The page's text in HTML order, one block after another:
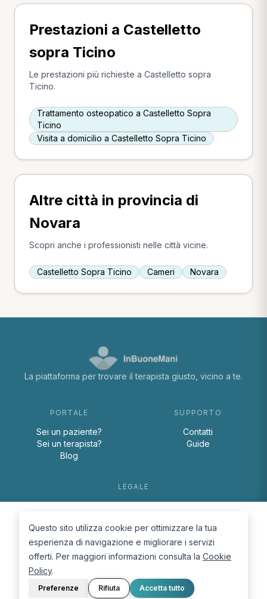
Prestazioni a Castelletto
sopra Ticino
Le prestazioni più richieste a Castelletto sopra
Ticino.
Trattamento osteopatico a Castelletto Sopra
Ticino
Visita a domicilio a Castelletto Sopra Ticino
Altre città in provincia di
Novara
Scopri anche i professionisti nelle città vicine.
Castelletto Sopra Ticino Cameri Novara
La piattaforma per trovare il terapista giusto, vicino a te.
PORTALE
Sei un paziente?
Sei un terapista?
Blog
SUPPORTO
Contatti
Guide
LEGALE
Cookie Policy
Questo sito utilizza cookie per ottimizzare la tua
esperienza di navigazione e migliorare i servizi
offerti. Per maggiori informazioni consulta la Cookie
Policy.
Preferenze Rifiuta Accetta tutto